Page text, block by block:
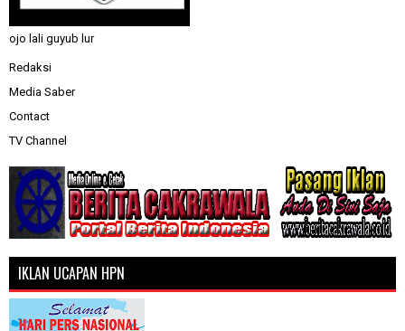
ojo lali guyub lur
Redaksi
Media Saber
Contact
TV Channel
IKLAN UCAPAN HPN